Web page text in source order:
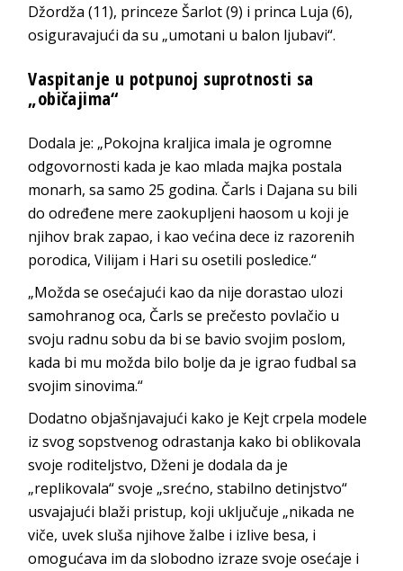
Džordža (11), princeze Šarlot (9) i princa Luja (6),
osiguravajući da su „umotani u balon ljubavi“.
Vaspitanje u potpunoj suprotnosti sa
„običajima“
Dodala je: „Pokojna kraljica imala je ogromne
odgovornosti kada je kao mlada majka postala
monarh, sa samo 25 godina. Čarls i Dajana su bili
do određene mere zaokupljeni haosom u koji je
njihov brak zapao, i kao većina dece iz razorenih
porodica, Vilijam i Hari su osetili posledice.“
„Možda se osećajući kao da nije dorastao ulozi
samohranog oca, Čarls se prečesto povlačio u
svoju radnu sobu da bi se bavio svojim poslom,
kada bi mu možda bilo bolje da je igrao fudbal sa
svojim sinovima.“
Dodatno objašnjavajući kako je Kejt crpela modele
iz svog sopstvenog odrastanja kako bi oblikovala
svoje roditeljstvo, Dženi je dodala da je
„replikovala“ svoje „srećno, stabilno detinjstvo“
usvajajući blaži pristup, koji uključuje „nikada ne
viče, uvek sluša njihove žalbe i izlive besa, i
omogućava im da slobodno izraze svoje osećaje i